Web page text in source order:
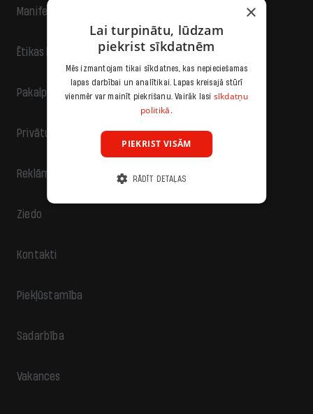
Manifests
Ētikas kodekss
Pakalpojumu sniegšanas noteikumi
Privātuma politika
Reklāma
Ziedo
Kontakti
Piekļūstamība
Sadarbība
Vakances
×
Lai turpinātu, lūdzam
piekrist sīkdatnēm
Mēs izmantojam tikai sīkdatnes, kas nepieciešamas
lapas darbībai un analītikai. Lapas kreisajā stūrī
vienmēr var mainīt piekrišanu. Vairāk lasi sīkdatņu
politikā.
PIEKRIST VISĀM
RĀDĪT DETAĻAS